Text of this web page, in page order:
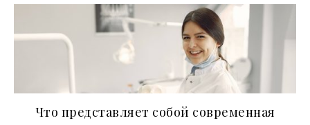
Что представляет собой современная